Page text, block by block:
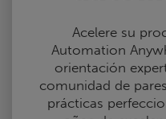
Acelere su
Automation
orientación
comunidad de
prácticas